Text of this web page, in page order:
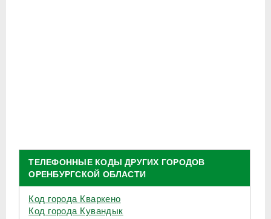
ТЕЛЕФОННЫЕ КОДЫ ДРУГИХ ГОРОДОВ
ОРЕНБУРГСКОЙ ОБЛАСТИ
Код города Кваркено
Код города Кувандык